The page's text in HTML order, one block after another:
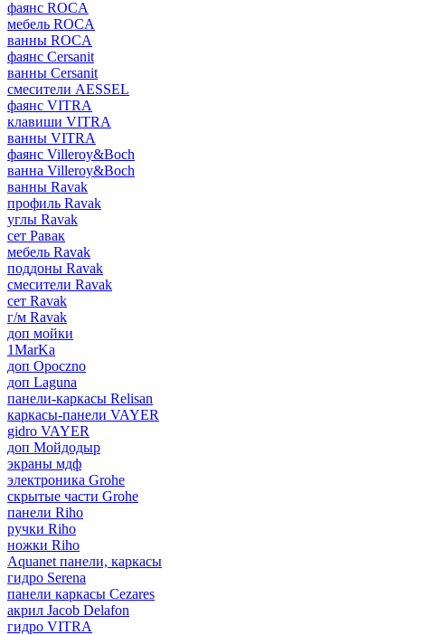
фаянс ROCA
мебель ROCA
ванны ROCA
фаянс Cersanit
ванны Cersanit
смесители AESSEL
фаянс VITRA
клавиши VITRA
ванны VITRA
фаянс Villeroy&Boch
ванна Villeroy&Boch
ванны Ravak
профиль Ravak
углы Ravak
сет Равак
мебель Ravak
поддоны Ravak
смесители Ravak
сет Ravak
г/м Ravak
доп мойки
1MarKa
доп Opoczno
доп Laguna
панели-каркасы Relisan
каркасы-панели VAYER
gidro VAYER
доп Мойдодыр
экраны мдф
электроника Grohe
скрытые части Grohe
панели Riho
ручки Riho
ножки Riho
Aquanet панели, каркасы
гидро Serena
панели каркасы Cezares
акрил Jacob Delafon
гидро VITRA